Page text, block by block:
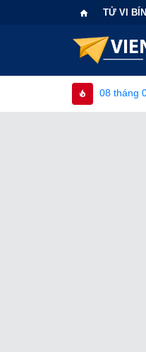
TỬ VI
08 tháng 08, 2026 đến 14